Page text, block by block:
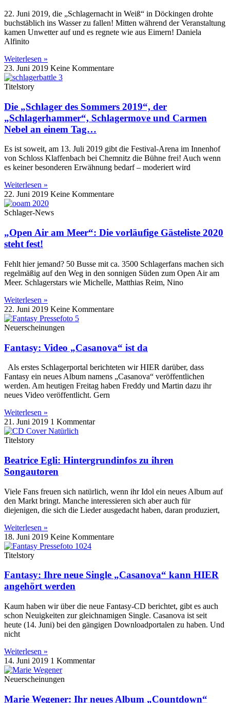
22. Juni 2019, die „Schlagernacht in Weiß“ in Döckingen drohte
buchstäblich ins Wasser zu fallen! Mitten während der Veranstaltung
kamen Unwetter auf und es regnete wie aus Eimern! Daniela
Alfinito
Weiterlesen »
23. Juni 2019 Keine Kommentare
Titelstory
Die „Schlager des Sommers 2019“, der
„Schlagerhammer“, Schlagermove und Carmen
Nebel an einem Tag…
Es ist soweit, am 13. Juli 2019 gibt die Festival-Arena im Innenhof
von Schloss Klaffenbach bei Chemnitz die Bühne frei! Auch wenn
es keiner besonderen Erwähnung bedarf – moderiert wird
Weiterlesen »
22. Juni 2019 Keine Kommentare
Schlager-News
„Open Air am Meer“: Die vorläufige Gästeliste 2020
steht fest!
Fehlt hier jemand? 50 Busse mit ca. 3500 Schlagerfans machen sich
regelmäßig auf den Weg in den sonnigen Süden zum Open Air am
Meer. Schlagerstars wie Michelle, Matthias Reim, Nino
Weiterlesen »
22. Juni 2019 Keine Kommentare
Neuerscheinungen
Fantasy: Video „Casanova“ ist da
Als erstes Schlagerportal berichteten wir HIER darüber, dass
Fantasy ein neues Album namens „Casanova“ veröffentlichen
werden. Am heutigen Freitag haben Freddy und Martin dazu ihr
neues Video veröffentlicht. Gern
Weiterlesen »
21. Juni 2019 1 Kommentar
Titelstory
Beatrice Egli: Hintergrundinfos zu ihren
Songautoren
Viele Fans freuen sich natürlich, wenn ihr Idol ein neues Album auf
den Markt bringt. Manche interessieren sich aber auch für
diejenigen, die sich die Lieder ausgedacht haben, daran produziert,
Weiterlesen »
18. Juni 2019 Keine Kommentare
Titelstory
Fantasy: Ihre neue Single „Casanova“ kann HIER
angehört werden
Kaum haben wir über die neue Fantasy-CD berichtet, gibt es auch
schon Neuigkeiten zur gleichnamigen Single. Casanova ist seit
heute (14. Juni) bei den gängigen Downloadportalen zu haben. Und
nicht
Weiterlesen »
14. Juni 2019 1 Kommentar
Neuerscheinungen
Marie Wegener: Ihr neues Album „Countdown“